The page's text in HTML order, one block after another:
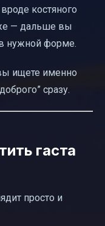
костяного
же — дальше вы
нужной форме.
ищете именно
сразу.
гаста
просто и